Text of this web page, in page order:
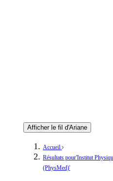
Afficher le fil d'Ariane
Accueil
Résultats pour'Institut
(PhysMed)'